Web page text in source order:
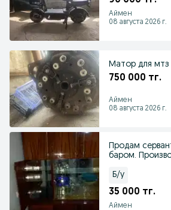
Аймен
08 августа 2026 г.
Матор для мтз
750 000 тг.
Аймен
08 августа 2026 г.
Продам
баром.
Б/у
35 000 тг.
Аймен